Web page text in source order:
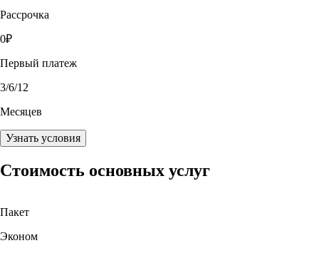
Рассрочка
0₽
Первый платеж
3/6/12
Месяцев
Узнать условия
Стоимость основных услуг
Пакет
Эконом